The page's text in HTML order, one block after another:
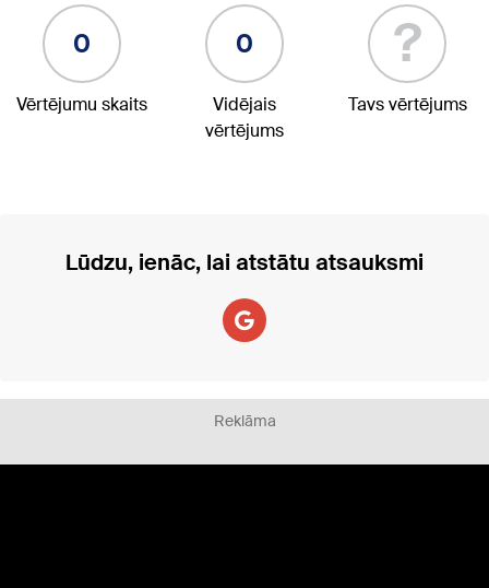
0
Vērtējumu skaits
0
Vidējais
vērtējums
?
Tavs vērtējums
Lūdzu, ienāc, lai atstātu atsauksmi
Reklāma